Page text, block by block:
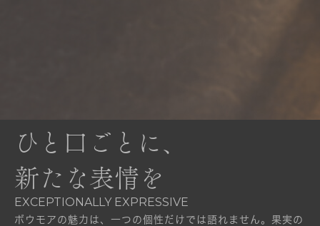
ひと口ごとに、
新たな表情を
EXCEPTIONALLY EXPRESSIVE
ボウモアの魅力は、一つの個性だけでは語れません。果実の